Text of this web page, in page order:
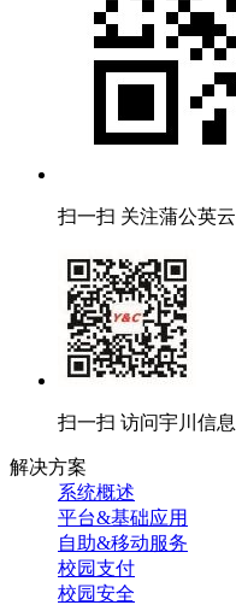
扫一扫 关注蒲公英云
扫一扫 访问宇川信息
解决方案
系统概述
平台&基础应用
自助&移动服务
校园支付
校园安全